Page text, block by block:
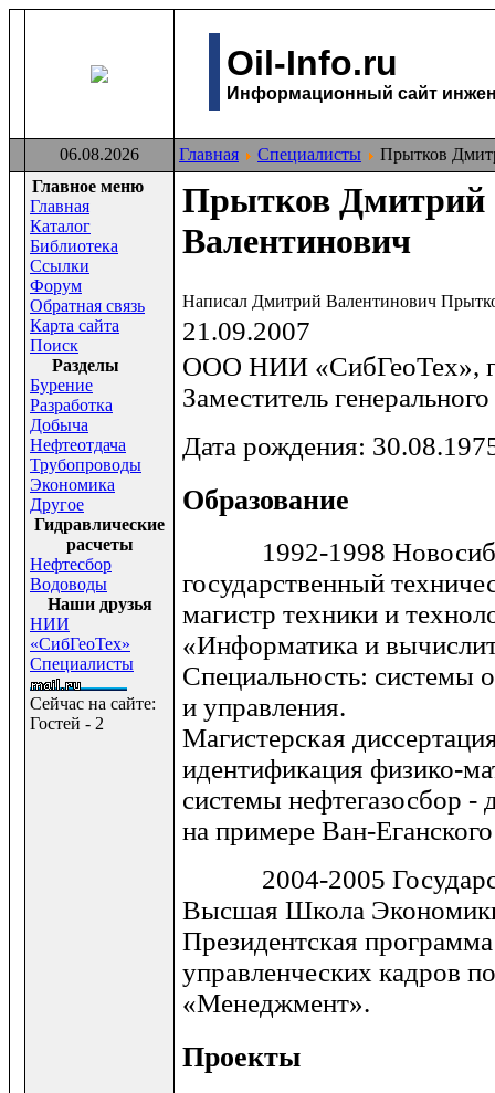
Oil-Info.ru
Информационный сайт
06.08.2026 Главная Специалисты
Прытков
Главное меню
Главная
Каталог
Библиотека
Ссылки
Форум
Обратная связь
Карта сайта
Поиск
Раздeлы
Бурение
Разработка
Добыча
Нефтеотдача
Трубопроводы
Экономика
Другое
Гидравлические
расчеты
Нефтесбор
Водоводы
Наши друзья
НИИ
«СибГеоТех»
Специалисты
Сейчас на сайте:
Гостей - 2
Прытков Дмитрий
Валентинович
Написал Дмитрий Валентинович
21.09.2007
ООО НИИ «СибГеоТех»,
Заместитель
Дата рождения:
Образование
1992-1998
государственный
магистр техники и
«Информатика и
Специальность: системы
и управления.
Магистерская
идентификация физико-
системы нефтегазосбор
на примере Ван-
2004-2005
Высшая Школа
Президентская
управленческих кадров
«Менеджмент».
Проекты